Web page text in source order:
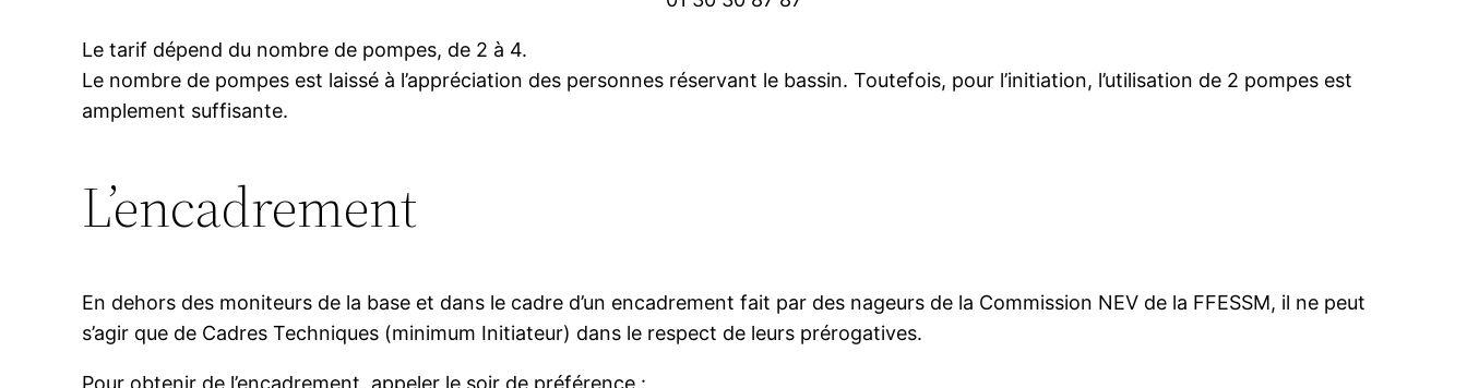
Le tarif dépend du nombre de pompes, de 2 à 4.
Le nombre de pompes est laissé à l’appréciation des personnes réservant le bassin. Toutefois, pour l’initiation, l’utilisation de 2 pompes est
amplement suffisante.
L’encadrement
En dehors des moniteurs de la base et dans le cadre d’un encadrement fait par des nageurs de la Commission NEV de la FFESSM, il ne peut
s’agir que de Cadres Techniques (minimum Initiateur) dans le respect de leurs prérogatives.